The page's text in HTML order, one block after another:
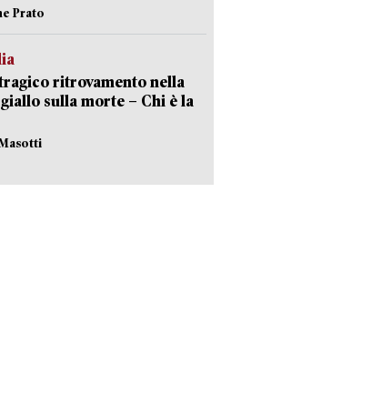
Prato
ritrovamento nella
sulla morte – Chi è la